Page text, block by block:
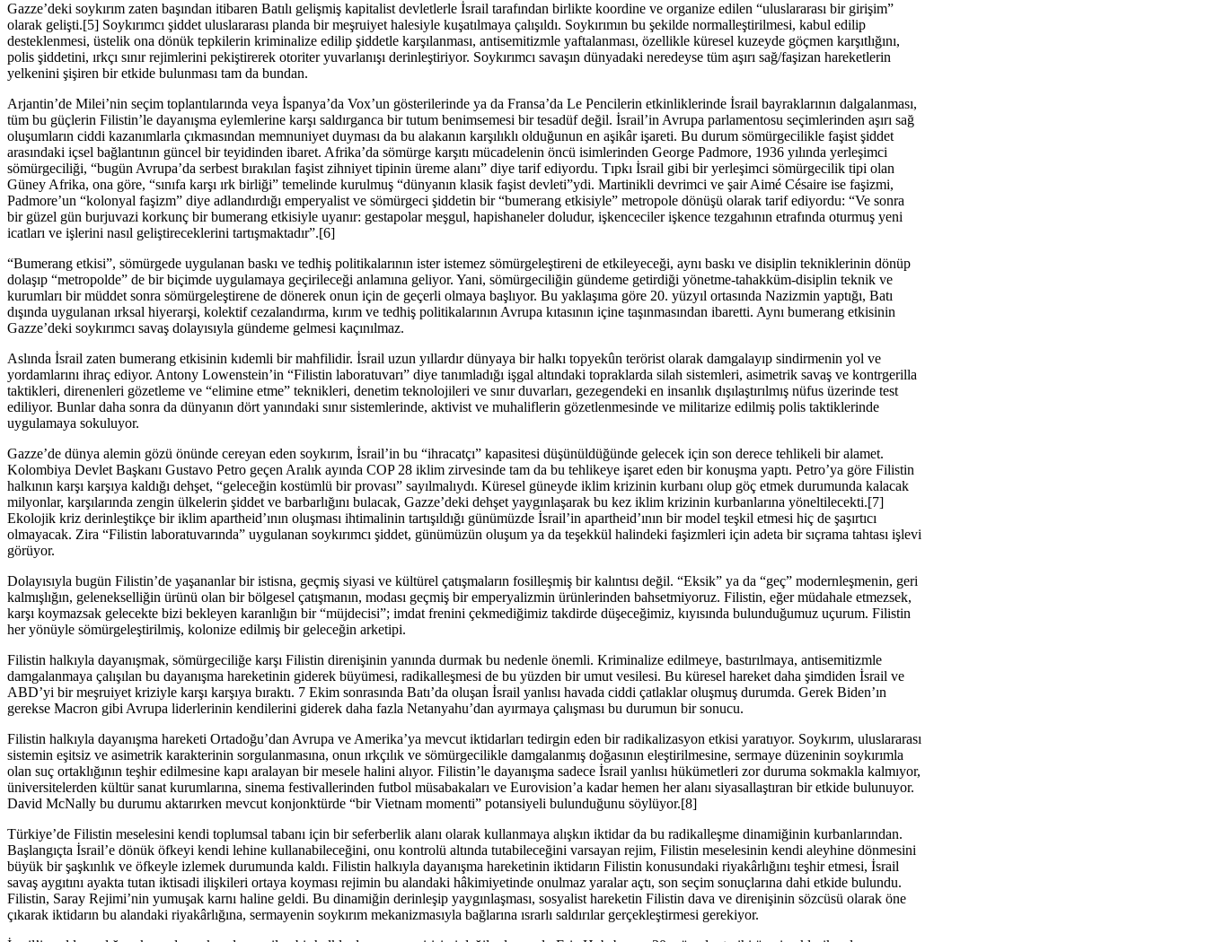
Gazze’deki soykırım zaten başından itibaren Batılı gelişmiş kapitalist devletlerle İsrail tarafından birlikte koordine ve organize edilen “uluslararası bir girişim”
olarak gelişti.[5] Soykırımcı şiddet uluslararası planda bir meşruiyet halesiyle kuşatılmaya çalışıldı. Soykırımın bu şekilde normalleştirilmesi, kabul edilip
desteklenmesi, üstelik ona dönük tepkilerin kriminalize edilip şiddetle karşılanması, antisemitizmle yaftalanması, özellikle küresel kuzeyde göçmen karşıtlığını,
polis şiddetini, ırkçı sınır rejimlerini pekiştirerek otoriter yuvarlanışı derinleştiriyor. Soykırımcı savaşın dünyadaki neredeyse tüm aşırı sağ/faşizan hareketlerin
yelkenini şişiren bir etkide bulunması tam da bundan.
Arjantin’de Milei’nin seçim toplantılarında veya İspanya’da Vox’un gösterilerinde ya da Fransa’da Le Pencilerin etkinliklerinde İsrail bayraklarının dalgalanması,
tüm bu güçlerin Filistin’le dayanışma eylemlerine karşı saldırganca bir tutum benimsemesi bir tesadüf değil. İsrail’in Avrupa parlamentosu seçimlerinden aşırı sağ
oluşumların ciddi kazanımlarla çıkmasından memnuniyet duyması da bu alakanın karşılıklı olduğunun en aşikâr işareti. Bu durum sömürgecilikle faşist şiddet
arasındaki içsel bağlantının güncel bir teyidinden ibaret. Afrika’da sömürge karşıtı mücadelenin öncü isimlerinden George Padmore, 1936 yılında yerleşimci
sömürgeciliği, “bugün Avrupa’da serbest bırakılan faşist zihniyet tipinin üreme alanı” diye tarif ediyordu. Tıpkı İsrail gibi bir yerleşimci sömürgecilik tipi olan
Güney Afrika, ona göre, “sınıfa karşı ırk birliği” temelinde kurulmuş “dünyanın klasik faşist devleti”ydi. Martinikli devrimci ve şair Aimé Césaire ise faşizmi,
Padmore’un “kolonyal faşizm” diye adlandırdığı emperyalist ve sömürgeci şiddetin bir “bumerang etkisiyle” metropole dönüşü olarak tarif ediyordu: “Ve sonra
bir güzel gün burjuvazi korkunç bir bumerang etkisiyle uyanır: gestapolar meşgul, hapishaneler doludur, işkenceciler işkence tezgahının etrafında oturmuş yeni
icatları ve işlerini nasıl geliştireceklerini tartışmaktadır”.[6]
“Bumerang etkisi”, sömürgede uygulanan baskı ve tedhiş politikalarının ister istemez sömürgeleştireni de etkileyeceği, aynı baskı ve disiplin tekniklerinin dönüp
dolaşıp “metropolde” de bir biçimde uygulamaya geçirileceği anlamına geliyor. Yani, sömürgeciliğin gündeme getirdiği yönetme-tahakküm-disiplin teknik ve
kurumları bir müddet sonra sömürgeleştirene de dönerek onun için de geçerli olmaya başlıyor. Bu yaklaşıma göre 20. yüzyıl ortasında Nazizmin yaptığı, Batı
dışında uygulanan ırksal hiyerarşi, kolektif cezalandırma, kırım ve tedhiş politikalarının Avrupa kıtasının içine taşınmasından ibaretti. Aynı bumerang etkisinin
Gazze’deki soykırımcı savaş dolayısıyla gündeme gelmesi kaçınılmaz.
Aslında İsrail zaten bumerang etkisinin kıdemli bir mahfilidir. İsrail uzun yıllardır dünyaya bir halkı topyekûn terörist olarak damgalayıp sindirmenin yol ve
yordamlarını ihraç ediyor. Antony Lowenstein’in “Filistin laboratuvarı” diye tanımladığı işgal altındaki topraklarda silah sistemleri, asimetrik savaş ve kontrgerilla
taktikleri, direnenleri gözetleme ve “elimine etme” teknikleri, denetim teknolojileri ve sınır duvarları, gezegendeki en insanlık dışılaştırılmış nüfus üzerinde test
ediliyor. Bunlar daha sonra da dünyanın dört yanındaki sınır sistemlerinde, aktivist ve muhaliflerin gözetlenmesinde ve militarize edilmiş polis taktiklerinde
uygulamaya sokuluyor.
Gazze’de dünya alemin gözü önünde cereyan eden soykırım, İsrail’in bu “ihracatçı” kapasitesi düşünüldüğünde gelecek için son derece tehlikeli bir alamet.
Kolombiya Devlet Başkanı Gustavo Petro geçen Aralık ayında COP 28 iklim zirvesinde tam da bu tehlikeye işaret eden bir konuşma yaptı. Petro’ya göre Filistin
halkının karşı karşıya kaldığı dehşet, “geleceğin kostümlü bir provası” sayılmalıydı. Küresel güneyde iklim krizinin kurbanı olup göç etmek durumunda kalacak
milyonlar, karşılarında zengin ülkelerin şiddet ve barbarlığını bulacak, Gazze’deki dehşet yaygınlaşarak bu kez iklim krizinin kurbanlarına yöneltilecekti.[7]
Ekolojik kriz derinleştikçe bir iklim apartheid’ının oluşması ihtimalinin tartışıldığı günümüzde İsrail’in apartheid’ının bir model teşkil etmesi hiç de şaşırtıcı
olmayacak. Zira “Filistin laboratuvarında” uygulanan soykırımcı şiddet, günümüzün oluşum ya da teşekkül halindeki faşizmleri için adeta bir sıçrama tahtası işlevi
görüyor.
Dolayısıyla bugün Filistin’de yaşananlar bir istisna, geçmiş siyasi ve kültürel çatışmaların fosilleşmiş bir kalıntısı değil. “Eksik” ya da “geç” modernleşmenin, geri
kalmışlığın, gelenekselliğin ürünü olan bir bölgesel çatışmanın, modası geçmiş bir emperyalizmin ürünlerinden bahsetmiyoruz. Filistin, eğer müdahale etmezsek,
karşı koymazsak gelecekte bizi bekleyen karanlığın bir “müjdecisi”; imdat frenini çekmediğimiz takdirde düşeceğimiz, kıyısında bulunduğumuz uçurum. Filistin
her yönüyle sömürgeleştirilmiş, kolonize edilmiş bir geleceğin arketipi.
Filistin halkıyla dayanışmak, sömürgeciliğe karşı Filistin direnişinin yanında durmak bu nedenle önemli. Kriminalize edilmeye, bastırılmaya, antisemitizmle
damgalanmaya çalışılan bu dayanışma hareketinin giderek büyümesi, radikalleşmesi de bu yüzden bir umut vesilesi. Bu küresel hareket daha şimdiden İsrail ve
ABD’yi bir meşruiyet kriziyle karşı karşıya bıraktı. 7 Ekim sonrasında Batı’da oluşan İsrail yanlısı havada ciddi çatlaklar oluşmuş durumda. Gerek Biden’ın
gerekse Macron gibi Avrupa liderlerinin kendilerini giderek daha fazla Netanyahu’dan ayırmaya çalışması bu durumun bir sonucu.
Filistin halkıyla dayanışma hareketi Ortadoğu’dan Avrupa ve Amerika’ya mevcut iktidarları tedirgin eden bir radikalizasyon etkisi yaratıyor. Soykırım, uluslararası
sistemin eşitsiz ve asimetrik karakterinin sorgulanmasına, onun ırkçılık ve sömürgecilikle damgalanmış doğasının eleştirilmesine, sermaye düzeninin soykırımla
olan suç ortaklığının teşhir edilmesine kapı aralayan bir mesele halini alıyor. Filistin’le dayanışma sadece İsrail yanlısı hükümetleri zor duruma sokmakla kalmıyor,
üniversitelerden kültür sanat kurumlarına, sinema festivallerinden futbol müsabakaları ve Eurovision’a kadar hemen her alanı siyasallaştıran bir etkide bulunuyor.
David McNally bu durumu aktarırken mevcut konjonktürde “bir Vietnam momenti” potansiyeli bulunduğunu söylüyor.[8]
Türkiye’de Filistin meselesini kendi toplumsal tabanı için bir seferberlik alanı olarak kullanmaya alışkın iktidar da bu radikalleşme dinamiğinin kurbanlarından.
Başlangıçta İsrail’e dönük öfkeyi kendi lehine kullanabileceğini, onu kontrolü altında tutabileceğini varsayan rejim, Filistin meselesinin kendi aleyhine dönmesini
büyük bir şaşkınlık ve öfkeyle izlemek durumunda kaldı. Filistin halkıyla dayanışma hareketinin iktidarın Filistin konusundaki riyakârlığını teşhir etmesi, İsrail
savaş aygıtını ayakta tutan iktisadi ilişkileri ortaya koyması rejimin bu alandaki hâkimiyetinde onulmaz yaralar açtı, son seçim sonuçlarına dahi etkide bulundu.
Filistin, Saray Rejimi’nin yumuşak karnı haline geldi. Bu dinamiğin derinleşip yaygınlaşması, sosyalist hareketin Filistin dava ve direnişinin sözcüsü olarak öne
çıkarak iktidarın bu alandaki riyakârlığına, sermayenin soykırım mekanizmasıyla bağlarına ısrarlı saldırılar gerçekleştirmesi gerekiyor.